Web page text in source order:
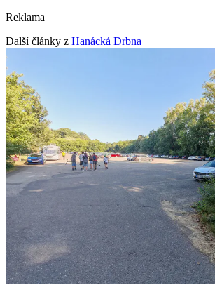
Reklama
Další články z Hanácká Drbna